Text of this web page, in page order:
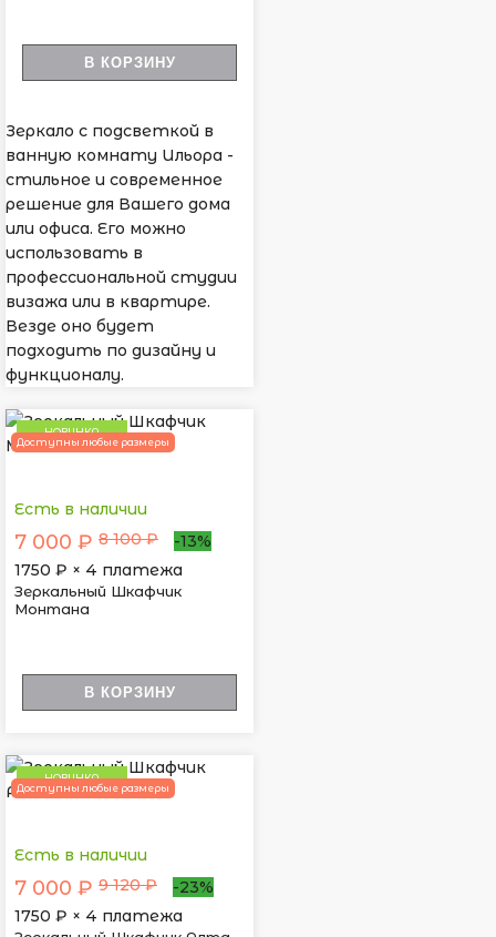
В КОРЗИНУ
Зеркало с подсветкой в
ванную комнату Ильора -
стильное и современное
решение для Вашего дома
или офиса. Его можно
использовать в
профессиональной студии
визажа или в квартире.
Везде оно будет
подходить по дизайну и
функционалу.
НОВИНКА
Доступны любые размеры
Есть в наличии
7 000 ₽ 8 100 ₽
-13%
1750 ₽ × 4 платежа
Зеркальный Шкафчик
Монтана
В КОРЗИНУ
НОВИНКА
Доступны любые размеры
Есть в наличии
7 000 ₽ 9 120 ₽
-23%
1750 ₽ × 4 платежа